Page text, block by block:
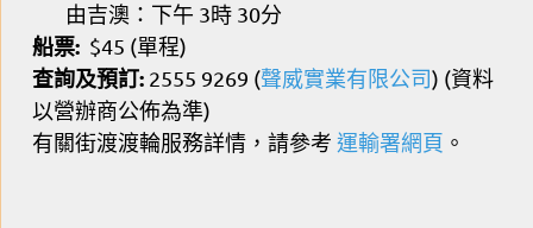
由吉澳：下午 3時 30分
船票: $45 (單程)
查詢及預訂: 2555 9269 (聲威實業有限公司) (資料
以營辦商公佈為準)
有關街渡渡輪服務詳情，請參考 運輸署網頁 。